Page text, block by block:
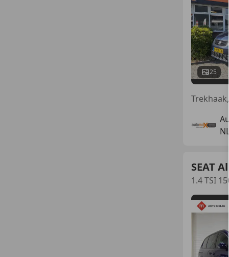
25
SEAT
1.4 TSI